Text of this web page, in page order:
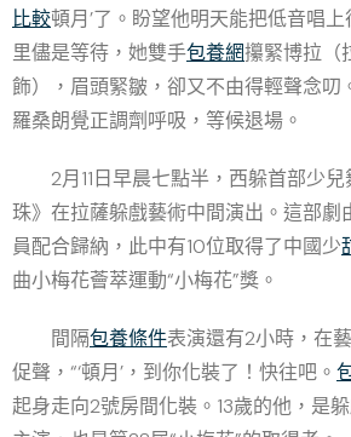
比較頓月’了。盼望他明天能把低音唱
里儘是等待，她雙手包養網攥緊博拉（
飾），眉頭緊皺，卻又不由得輕聲念叨
羅桑朗覺正調劑呼吸，等候退場。
2月11日早晨七點半，西躲首部少
珠》在拉薩躲戲藝術中間演出。這部劇
員配合歸納，此中有10位取得了中國少
曲小梅花薈萃運動“小梅花”獎。
間隔包養條件表演還有2小時，在
促聲，“‘頓月’，到你化裝了！快往吧。
起身走向2號房間化裝。13歲的他，是